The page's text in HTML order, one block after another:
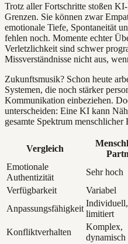
Trotz aller Fortschritte stoßen
Grenzen. Sie können zwar
emotionale Tiefe, Spontaneität
fehlen noch. Momente echter
Verletzlichkeit sind schwer
Missverständnisse nicht aus,
Zukunftsmusik? Schon heute
Systemen, die noch stärker
Kommunikation einbeziehen.
unterscheiden: Eine KI kann
gesamte Spektrum menschlicher
Vergleich
Emotionale
Authentizität
Sehr hoch
Verfügbarkeit
Variabel
Anpassungsfähigkeit
Individuell,
limitiert
Konfliktverhalten
Komplex,
dynamisch